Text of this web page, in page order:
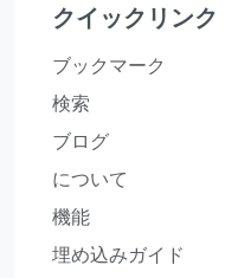
クイックリンク
ブックマーク
検索
ブログ
について
機能
埋め込みガイド